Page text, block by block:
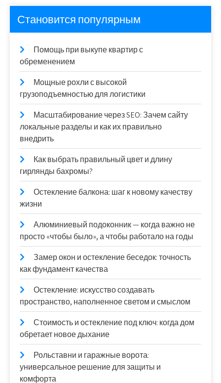
Становится популярным
Помощь при выкупе квартир с
обременением
Мощные рохли с высокой
грузоподъемностью для логистики
Масштабирование через SEO: Зачем сайту
локальные разделы и как их правильно
внедрить
Как выбрать правильный цвет и длину
гирлянды бахромы?
Остекление балкона: шаг к новому качеству
жизни
Алюминиевый подоконник — когда важно не
просто «чтобы было», а чтобы работало на годы
Замер окон и остекление беседок: точность
как фундамент качества
Остекление: искусство создавать
пространство, наполненное светом и смыслом
Стоимость и остекление под ключ: когда дом
обретает новое дыхание
Рольставни и гаражные ворота:
универсальное решение для защиты и
комфорта